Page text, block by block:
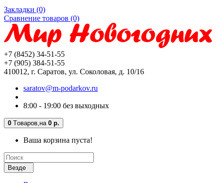
Закладки (0)
Сравнение товаров (0)
+7 (8452) 34-51-55
+7 (905) 384-51-55
410012, г. Саратов, ул. Соколовая, д. 10/16
saratov@m-podarkov.ru
8:00 - 19:00 без выходных
0 Tоваров, на 0 р.
Ваша корзина пуста!
Везде